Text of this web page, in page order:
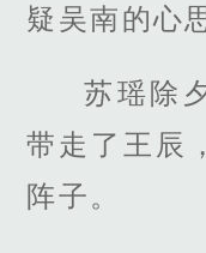
疑吴南的心
苏瑶除
带走了王辰
阵子。